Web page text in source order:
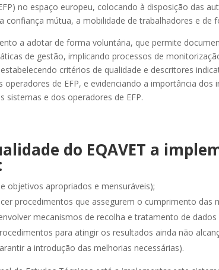
no espaço europeu, colocando à disposição das
confiança mútua, a mobilidade de trabalhadores e de
a adotar de forma voluntária, que permite
de gestão, implicando processos de
critérios de qualidade e descritores
operadores de EFP, e evidenciando a importância
sistemas e dos operadores de EFP.
do EQAVET a
objetivos apropriados e mensuráveis);
procedimentos que assegurem o cumprimento das
mecanismos de recolha e tratamento de
para atingir os resultados ainda não
a introdução das melhorias necessárias).